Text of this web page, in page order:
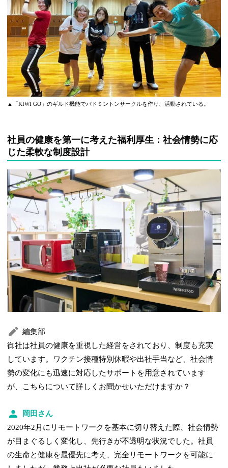
▲「KIWI GO」のギルド機能でバドミントンサークルを作り、活動されている。
社員の健康を第一に考えた福利厚生：社会情勢に応
じた柔軟な制度設計
編集部
御社は社員の健康を重視した経営をされており、制度も充実
しています。ワクチン接種特別休暇や出社手当など、社会情
勢の変化にも迅速に対応したサポートを用意されています
が、こちらについて詳しくお聞かせいただけますか？
岡田さん
2020年2月にリモートワークを基本に切り替えた際、社会情勢
が目まぐるしく変化し、先行きが不透明な状況でした。社員
の生命と健康を最優先に考え、完全リモートワークを可能に